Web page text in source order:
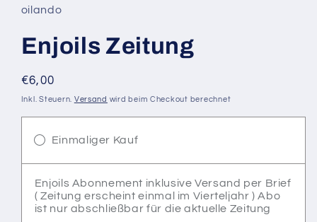
oilando
Enjoils Zeitung
Normaler
Preis
€6,00
Inkl. Steuern. Versand wird beim Checkout berechnet
Einmaliger Kauf
Enjoils Abonnement inklusive Versand per Brief
( Zeitung erscheint einmal im Vierteljahr ) Abo
ist nur abschließbar für die aktuelle Zeitung